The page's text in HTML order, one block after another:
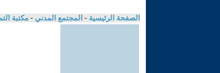
الصفحة الرئيسية - المجتمع المدني - مكتبة